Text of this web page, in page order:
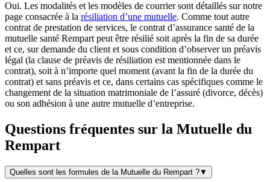
Oui. Les modalités et les modèles de courrier sont détaillés sur notre
page consacrée à la résiliation d’une mutuelle. Comme tout autre
contrat de prestation de services, le contrat d’assurance santé de la
mutuelle santé Rempart peut être résilié soit après la fin de sa durée
et ce, sur demande du client et sous condition d’observer un préavis
légal (la clause de préavis de résiliation est mentionnée dans le
contrat), soit à n’importe quel moment (avant la fin de la durée du
contrat) et sans préavis et ce, dans certains cas spécifiques comme le
changement de la situation matrimoniale de l’assuré (divorce, décès)
ou son adhésion à une autre mutuelle d’entreprise.
Questions fréquentes sur la Mutuelle du
Rempart
Quelles sont les formules de la Mutuelle du Rempart ?▼